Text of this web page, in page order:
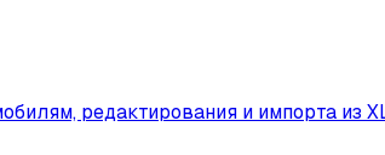
редактирования и импорта из